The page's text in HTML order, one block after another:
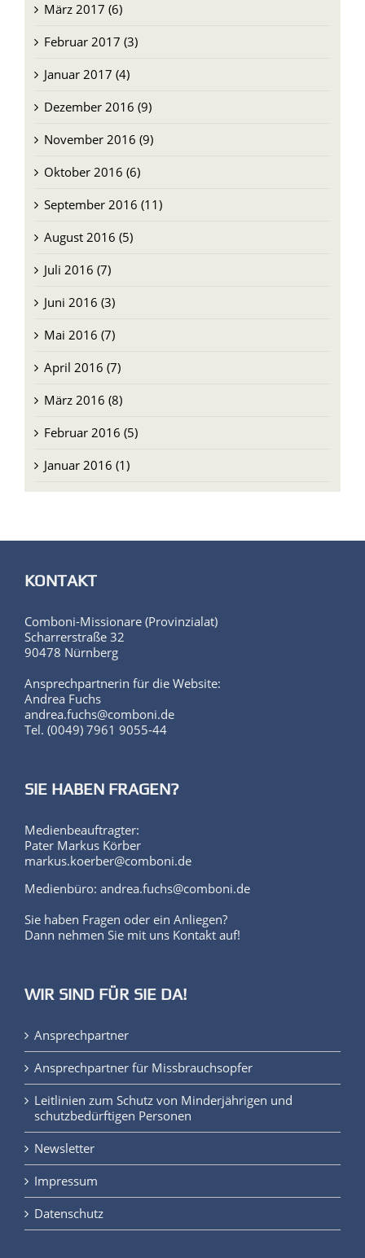
März 2017 (6)
Februar 2017 (3)
Januar 2017 (4)
Dezember 2016 (9)
November 2016 (9)
Oktober 2016 (6)
September 2016 (11)
August 2016 (5)
Juli 2016 (7)
Juni 2016 (3)
Mai 2016 (7)
April 2016 (7)
März 2016 (8)
Februar 2016 (5)
Januar 2016 (1)
KONTAKT
Comboni-Missionare (Provinzialat)
Scharrerstraße 32
90478 Nürnberg
Ansprechpartnerin für die Website:
Andrea Fuchs
andrea.fuchs@comboni.de
Tel. (0049) 7961 9055-44
SIE HABEN FRAGEN?
Medienbeauftragter:
Pater Markus Körber
markus.koerber@comboni.de
Medienbüro: andrea.fuchs@comboni.de
Sie haben Fragen oder ein Anliegen?
Dann nehmen Sie mit uns Kontakt auf!
WIR SIND FÜR SIE DA!
Ansprechpartner
Ansprechpartner für Missbrauchsopfer
Leitlinien zum Schutz von Minderjährigen und
schutzbedürftigen Personen
Newsletter
Impressum
Datenschutz